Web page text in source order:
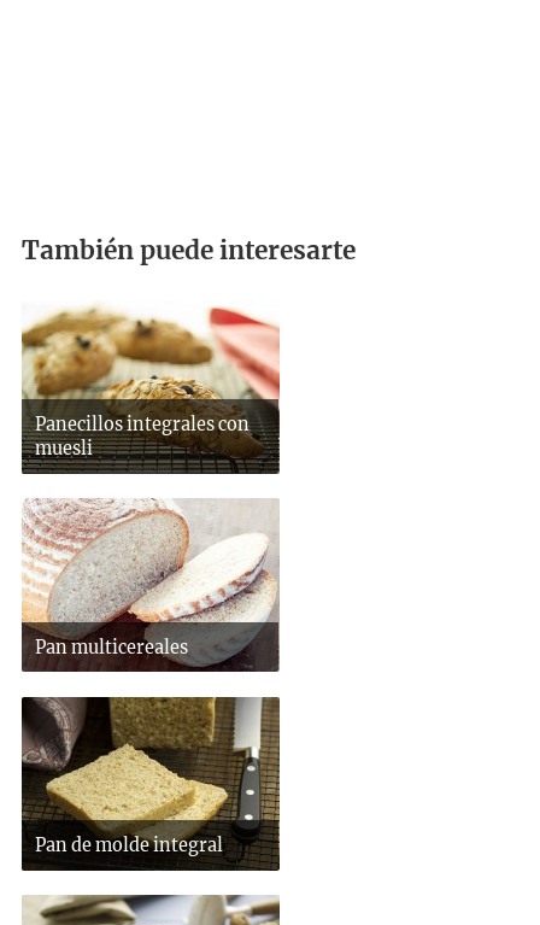
También puede interesarte
Panecillos integrales con
muesli
Pan multicereales
Pan de molde integral